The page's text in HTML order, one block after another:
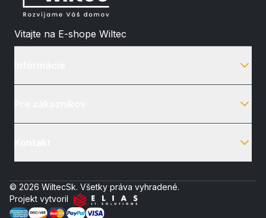
Vitajte na E-shope Wiltec
© 2026 WiltecSk. Všetky práva vyhradené.
Projekt vytvoril